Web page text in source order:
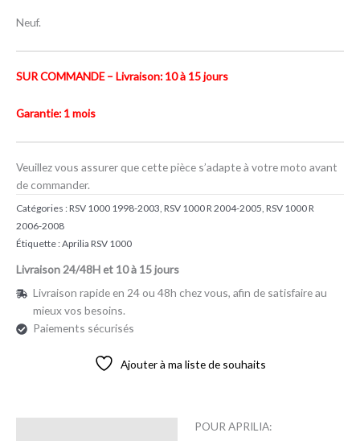
Neuf.
SUR COMMANDE – Livraison: 10 à 15 jours
Garantie: 1 mois
Veuillez vous assurer que cette pièce s’adapte à votre moto avant
de commander.
Catégories :RSV 1000 1998-2003, RSV 1000 R 2004-2005, RSV 1000 R
2006-2008
Étiquette :Aprilia RSV 1000
Livraison 24/48H et 10 à 15 jours
Livraison rapide en 24 ou 48h chez vous, afin de satisfaire au
mieux vos besoins.
Paiements sécurisés
Ajouter à ma liste de souhaits
POUR APRILIA: